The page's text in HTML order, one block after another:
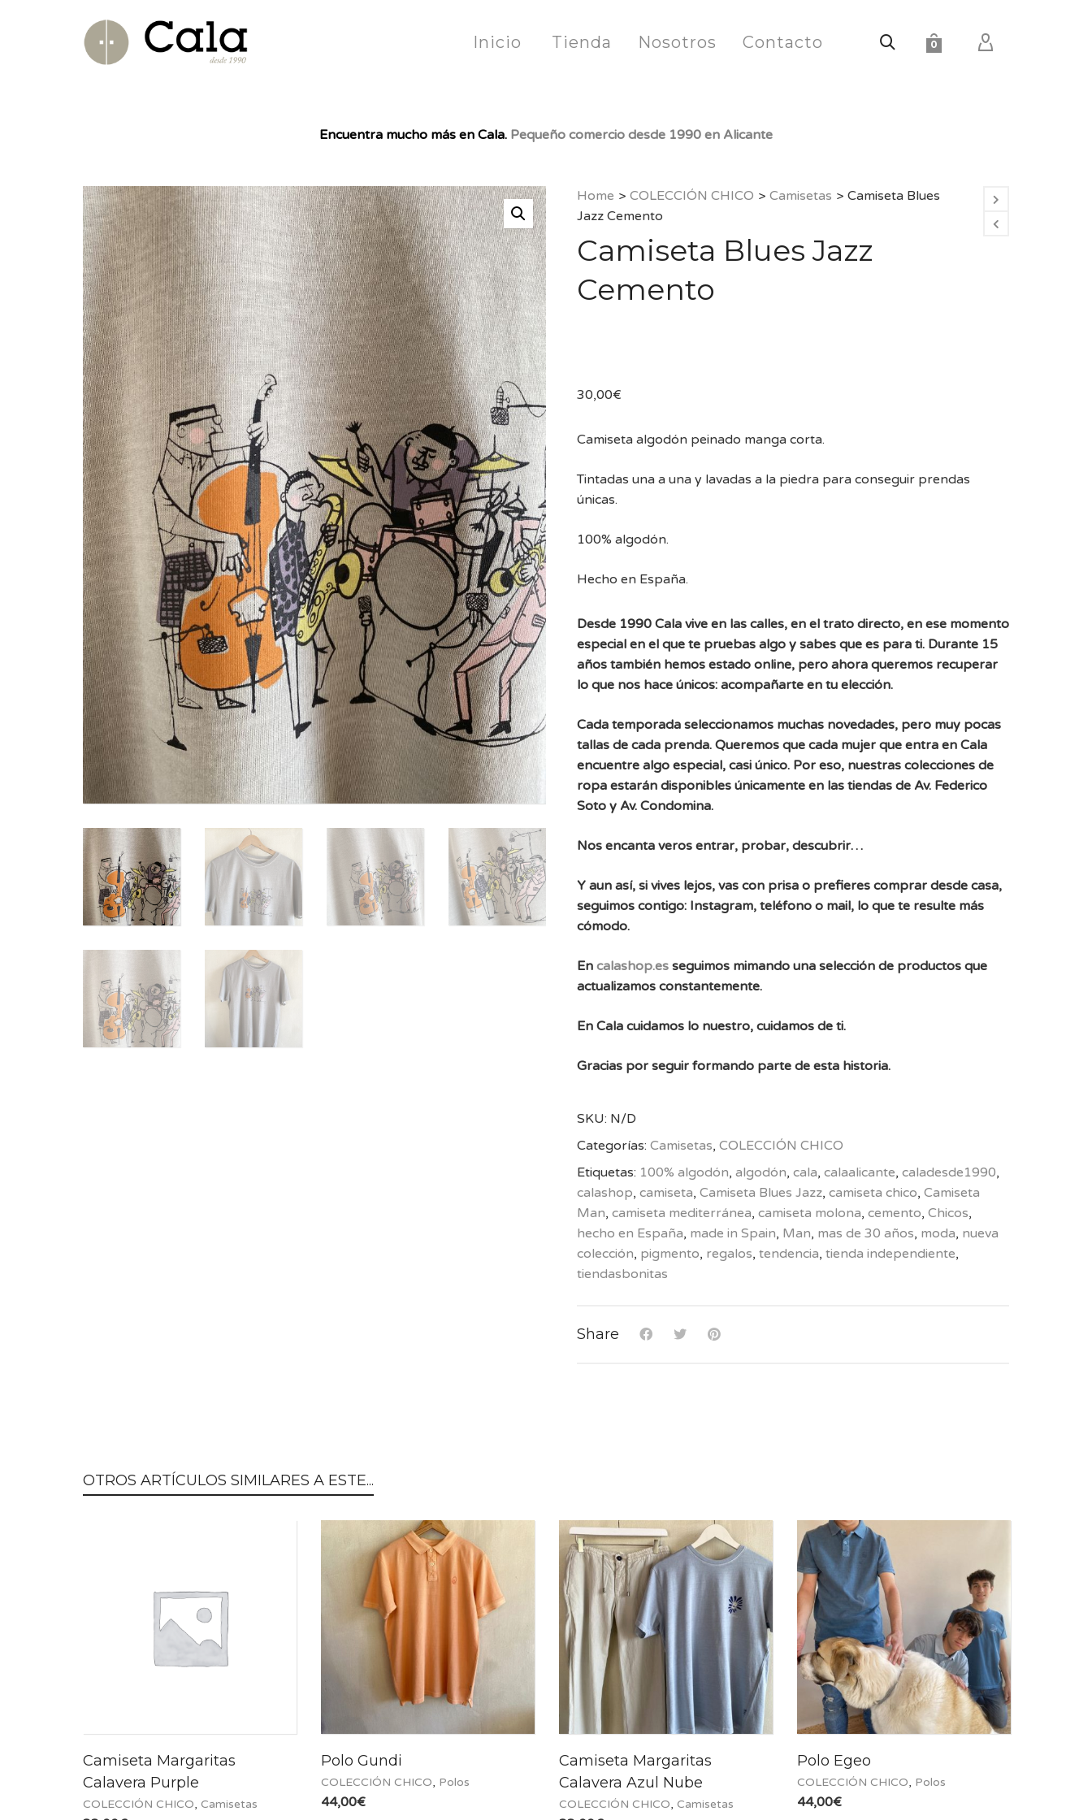
0
Inicio Tienda Nosotros Contacto
Encuentra mucho más en Cala. Pequeño comercio desde 1990 en Alicante
Home > COLECCIÓN CHICO > Camisetas > Camiseta Blues
Jazz Cemento
Camiseta Blues Jazz
Cemento
30,00€
Camiseta algodón peinado manga corta.
Tintadas una a una y lavadas a la piedra para conseguir prendas
únicas.
100% algodón.
Hecho en España.
Desde 1990 Cala vive en las calles, en el trato directo, en ese momento
especial en el que te pruebas algo y sabes que es para ti. Durante 15
años también hemos estado online, pero ahora queremos recuperar
lo que nos hace únicos: acompañarte en tu elección.
Cada temporada seleccionamos muchas novedades, pero muy pocas
tallas de cada prenda. Queremos que cada mujer que entra en Cala
encuentre algo especial, casi único. Por eso, nuestras colecciones de
ropa estarán disponibles únicamente en las tiendas de Av. Federico
Soto y Av. Condomina.
Nos encanta veros entrar, probar, descubrir…
Y aun así, si vives lejos, vas con prisa o prefieres comprar desde casa,
seguimos contigo: Instagram, teléfono o mail, lo que te resulte más
cómodo.
En calashop.esseguimos mimando una selección de productos que
actualizamos constantemente.
En Cala cuidamos lo nuestro, cuidamos de ti.
Gracias por seguir formando parte de esta historia.
SKU: N/D
Categorías: Camisetas, COLECCIÓN CHICO
Etiquetas: 100% algodón, algodón, cala, calaalicante, caladesde1990,
calashop, camiseta, Camiseta Blues Jazz, camiseta chico, Camiseta
Man, camiseta mediterránea, camiseta molona, cemento, Chicos,
hecho en España, made in Spain, Man, mas de 30 años, moda, nueva
colección, pigmento, regalos, tendencia, tienda independiente,
tiendasbonitas
Share
OTROS ARTÍCULOS SIMILARES A ESTE...
Camiseta Margaritas
Calavera Purple
COLECCIÓN CHICO, Camisetas
Polo Gundi
COLECCIÓN CHICO, Polos
44,00€
Camiseta Margaritas
Calavera Azul Nube
COLECCIÓN CHICO, Camisetas
Polo Egeo
COLECCIÓN CHICO, Polos
44,00€